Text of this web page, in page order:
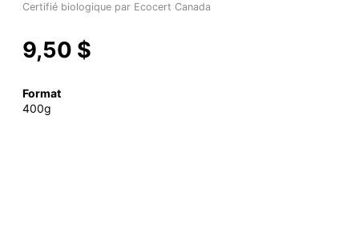
Certifié biologique par Ecocert Canada
9,50 $
Format
400g